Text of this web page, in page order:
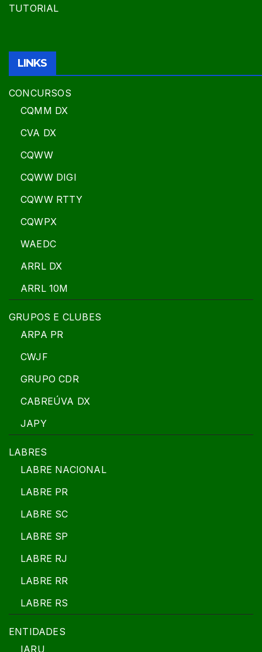
TUTORIAL
LINKS
CONCURSOS
CQMM DX
CVA DX
CQWW
CQWW DIGI
CQWW RTTY
CQWPX
WAEDC
ARRL DX
ARRL 10M
GRUPOS E CLUBES
ARPA PR
CWJF
GRUPO CDR
CABREÚVA DX
JAPY
LABRES
LABRE NACIONAL
LABRE PR
LABRE SC
LABRE SP
LABRE RJ
LABRE RR
LABRE RS
ENTIDADES
IARU